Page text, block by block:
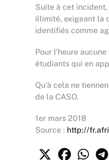
Suite à cet
illimité, exigeant la
identifiés comme
Pour l’heure
étudiants qui en
Qu’à cela ne
de la CASO.
1er mars 2018
Source : http://